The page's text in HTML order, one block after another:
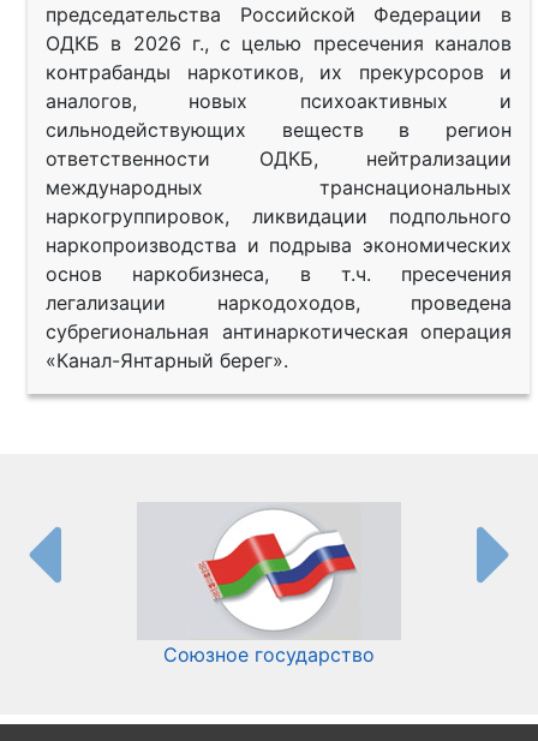
председательства Российской Федерации в
ОДКБ в 2026 г., с целью пресечения каналов
контрабанды наркотиков, их прекурсоров и
аналогов, новых психоактивных и
сильнодействующих веществ в регион
ответственности ОДКБ, нейтрализации
международных транснациональных
наркогруппировок, ликвидации подпольного
наркопроизводства и подрыва экономических
основ наркобизнеса, в т.ч. пресечения
легализации наркодоходов, проведена
субрегиональная антинаркотическая операция
«Канал-Янтарный берег».
Союзное государство